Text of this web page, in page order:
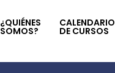
¿QUIÉNES
SOMOS?
CALENDARIO
DE CURSOS